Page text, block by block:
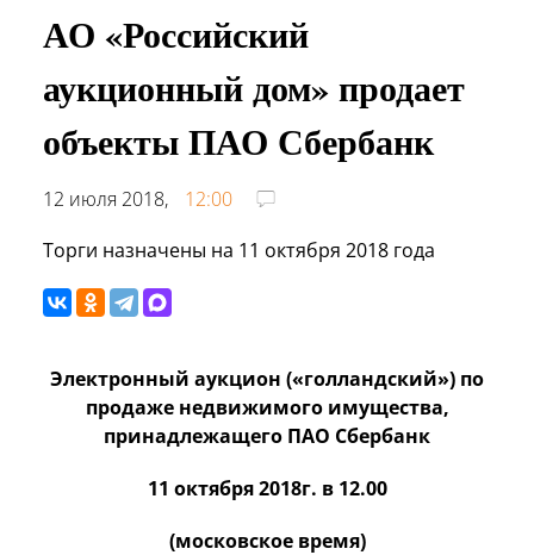
АО «Российский
аукционный дом» продает
объекты ПАО Сбербанк
12 июля 2018,
12:00
Торги назначены на 11 октября 2018 года
Электронный аукцион («голландский») по
продаже недвижимого имущества,
принадлежащего ПАО Сбербанк
11 октября 2018г. в 12.00
(московское время)